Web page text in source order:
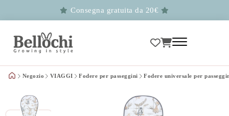
Consegna gratuita da 20€
Negozio VIAGGI Fodere per passeggini Fodere universale per